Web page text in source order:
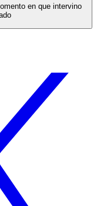
en que intervino